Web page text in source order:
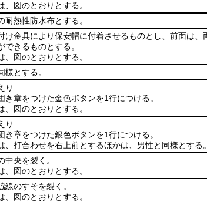
、図のとおりとする。
耐熱性防水布とする。
け金具により保安帽に付着させるものとし、前面は
できるものとする。
、図のとおりとする。
様とする。
り
き章をつけた金色ボタンを1行につける。
、図のとおりとする。
り
き章をつけた銀色ボタンを1行につける。
、打合わせを右上前とするほかは、男性と同様とする。
中央を裂く。
、図のとおりとする。
線のすそを裂く。
、図のとおりとする。